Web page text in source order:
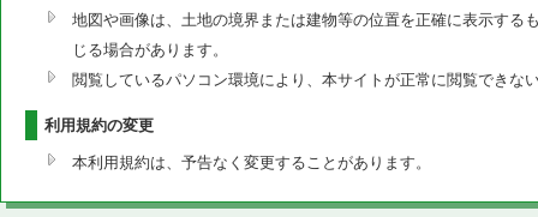
地図や画像は、土地の境界または建物等の位置を正確に表示す
じる場合があります。
閲覧しているパソコン環境により、本サイトが正常に閲覧できな
利用規約の変更
本利用規約は、予告なく変更することがあります。